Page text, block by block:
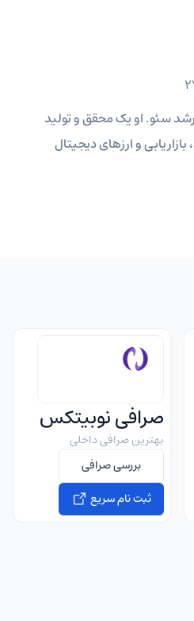
سئو. او یک محقق و تولید
و ارزهای دیجیتال
صرافی نوبیتکس
بهترین صرافی داخلی
بررسی صرافی
ثبت نام سریع